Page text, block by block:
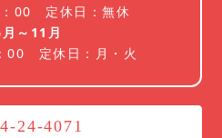
00 定休日：無休
～11月
00 定休日：月・火
24-4071